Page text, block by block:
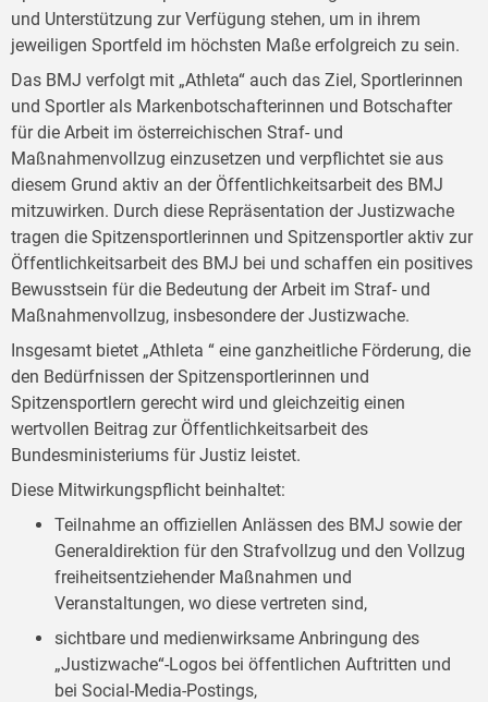
und Unterstützung zur Verfügung stehen, um in ihrem
jeweiligen Sportfeld im höchsten Maße erfolgreich zu sein.
Das BMJ verfolgt mit „Athleta“ auch das Ziel, Sportlerinnen
und Sportler als Markenbotschafterinnen und Botschafter
für die Arbeit im österreichischen Straf- und
Maßnahmenvollzug einzusetzen und verpflichtet sie aus
diesem Grund aktiv an der Öffentlichkeitsarbeit des BMJ
mitzuwirken. Durch diese Repräsentation der Justizwache
tragen die Spitzensportlerinnen und Spitzensportler aktiv zur
Öffentlichkeitsarbeit des BMJ bei und schaffen ein positives
Bewusstsein für die Bedeutung der Arbeit im Straf- und
Maßnahmenvollzug, insbesondere der Justizwache.
Insgesamt bietet „Athleta “ eine ganzheitliche Förderung, die
den Bedürfnissen der Spitzensportlerinnen und
Spitzensportlern gerecht wird und gleichzeitig einen
wertvollen Beitrag zur Öffentlichkeitsarbeit des
Bundesministeriums für Justiz leistet.
Diese Mitwirkungspflicht beinhaltet:
Teilnahme an offiziellen Anlässen des BMJ sowie der
Generaldirektion für den Strafvollzug und den Vollzug
freiheitsentziehender Maßnahmen und
Veranstaltungen, wo diese vertreten sind,
sichtbare und medienwirksame Anbringung des
„Justizwache“-Logos bei öffentlichen Auftritten und
bei Social-Media-Postings,